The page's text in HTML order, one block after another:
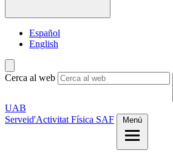
Español
English
Cerca al web
UAB
Serveid'Activitat Física SAF Menú